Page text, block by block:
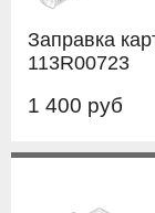
Заправка
113R00723
1 400 руб